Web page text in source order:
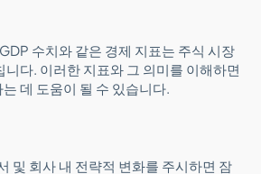
수치와 같은 경제 지표는 주식 시장
니다. 이러한 지표와 그 의미를 이해하면
데 도움이 될 수 있습니다.
및 회사 내 전략적 변화를 주시하면 잠